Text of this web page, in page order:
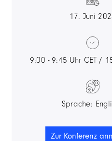
17. Juni
9:00 - 9:45 Uhr CET /
Sprache:
Zur Konferenz